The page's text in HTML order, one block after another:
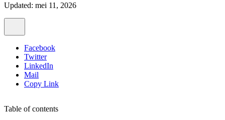
Updated: mei 11, 2026
Facebook
Twitter
LinkedIn
Mail
Copy Link
Table of contents